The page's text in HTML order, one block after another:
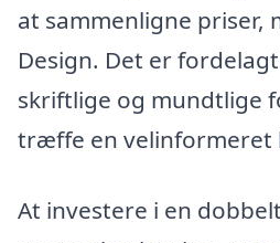
at sammenligne priser,
Design. Det er
skriftlige og mundtlige
træffe en velinformeret
At investere i en